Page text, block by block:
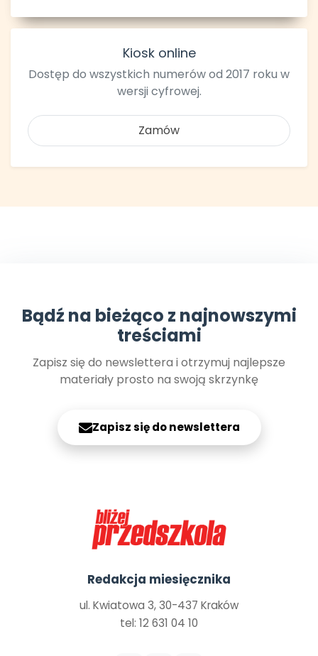
Kiosk online
Dostęp do wszystkich numerów od 2017 roku w
wersji cyfrowej.
Zamów
Bądź na bieżąco z najnowszymi
treściami
Zapisz się do newslettera i otrzymuj najlepsze
materiały prosto na swoją skrzynkę
Zapisz się do newslettera
Redakcja miesięcznika
ul. Kwiatowa 3, 30-437 Kraków
tel: 12 631 04 10